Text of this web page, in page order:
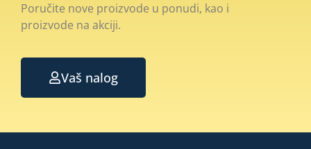
Poručite nove proizvode u ponudi, kao i
proizvode na akciji.
Vaš nalog